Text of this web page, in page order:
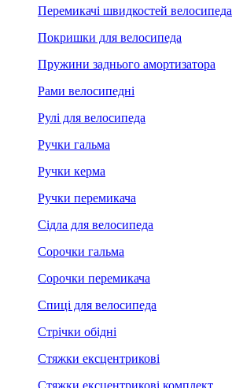
Перемикачі швидкостей велосипеда
Покришки для велосипеда
Пружини заднього амортизатора
Рами велосипедні
Рулі для велосипеда
Ручки гальма
Ручки керма
Ручки перемикача
Сідла для велосипеда
Сорочки гальма
Сорочки перемикача
Спиці для велосипеда
Стрічки обідні
Стяжки ексцентрикові
Стяжки ексцентрикові комплект